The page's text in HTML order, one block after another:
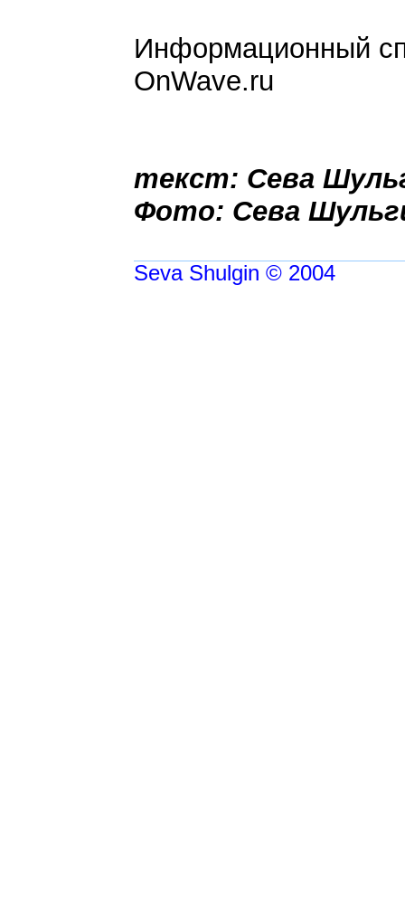
Информационный
OnWave.ru
текст: Сева
Фото: Сева
Seva Shulgin © 2004